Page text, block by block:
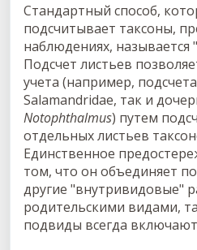
Стандартный способ,
подсчитывает таксоны,
наблюдениях, называется
Подсчет листьев
учета (например,
Salamandridae, так и
Notophthalmus) путем
отдельных листьев
Единственное
том, что он объединяет
другие "внутривидовые"
родительскими видами,
подвиды всегда